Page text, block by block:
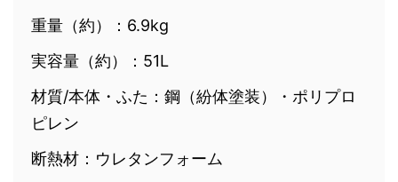
重量（約）：6.9kg
実容量（約）：51L
材質/本体・ふた：鋼（紛体塗装）・ポリプロ
ピレン
断熱材：ウレタンフォーム